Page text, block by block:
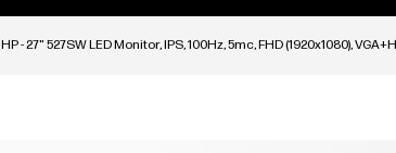
HP - 27" 527SW LED Monitor, IPS, 100Hz, 5mc, FHD (1920x1080),